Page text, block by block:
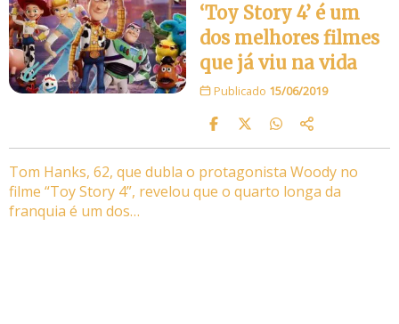
‘Toy Story 4’ é um
dos melhores filmes
que já viu na vida
Publicado 15/06/2019
Tom Hanks, 62, que dubla o protagonista Woody no
filme “Toy Story 4”, revelou que o quarto longa da
franquia é um dos…